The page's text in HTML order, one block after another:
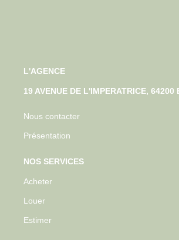
L'AGENCE
19 AVENUE DE L'IMPERATRICE, 64200
Nous contacter
Présentation
NOS SERVICES
Acheter
Louer
Estimer